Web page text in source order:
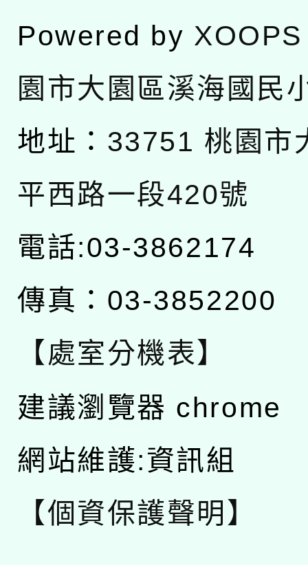
Powered by XOOPS
園市大園區溪海國民
地址： 33751 桃園市
平西路一段420號
電話:03-3862174
傳真：03-3852200
【處室分機表】
建議瀏覽器 chrome
網站維護:資訊組
【個資保護聲明】